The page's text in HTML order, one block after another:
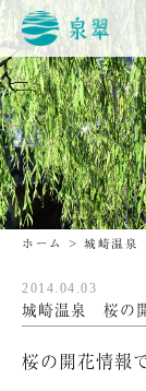
ホーム > 城崎温泉
2014.04.03
城崎温泉 桜の
桜の開花情報